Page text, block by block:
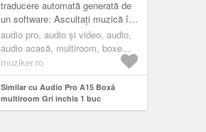
traducere automată generată de
un software: Ascultați muzică în
aer liber cu difuzorul Audio Pro
A15 rezistent la apă. Dispune de
un...
audio pro, audio și video, audio,
audio acasă, multiroom, boxe
multiroom, grey
muziker.ro
Similar cu Audio Pro A15 Boxă
multiroom Gri închis 1 buc